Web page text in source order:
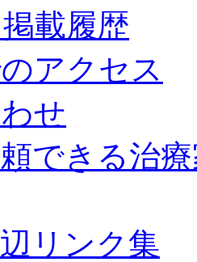
載履歴
アクセス
せ
できる治
リンク集